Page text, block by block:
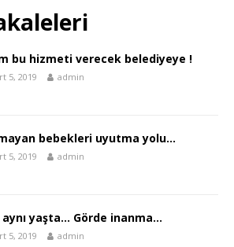
bu hizmeti verecek belediyeye !
5, 2019 admin
bebekleri uyutma yolu…
5, 2019 admin
yaşta… Görde inanma…
5, 2019 admin